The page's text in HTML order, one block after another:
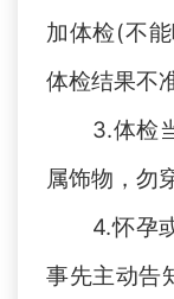
加体检(不
体检结果不
3.体检
属饰物，勿
4.怀孕
事先主动告